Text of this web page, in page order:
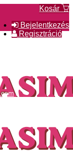
Kosár
Bejelentkezés
Regisztráció